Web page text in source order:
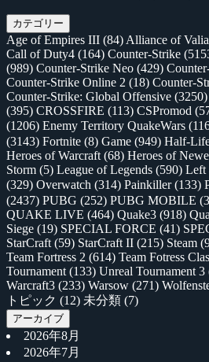
カテゴリー
Age of Empires III (84) Alliance of
Call of Duty4 (164) Counter-Strike
(989) Counter-Strike Neo (429)
Counter-Strike Online 2 (18) Counter-
Counter-Strike: Global Offensive (3250)
(395) CROSSFIRE (113) CSPromod
(1206) Enemy Territory QuakeWars
(3143) Fortnite (8) Game (949) Half-
Heroes of Warcraft (68) Heroes of
Storm (5) League of Legends (590) Left
(329) Overwatch (314) Painkiller(133)
(2437) PUBG (252) PUBG MOBILE
QUAKE LIVE (464) Quake3 (918)
Siege (19) SPECIAL FORCE (41)
StarCraft (59) StarCraft II (215) Steam
Team Fortress 2 (614) Team Fotress
Tournament (133) Unreal Tournament 3
Warcraft3 (233) Warsow (271)
トピック (12) 未分類 (7)
アーカイブ
2026年8月
2026年7月